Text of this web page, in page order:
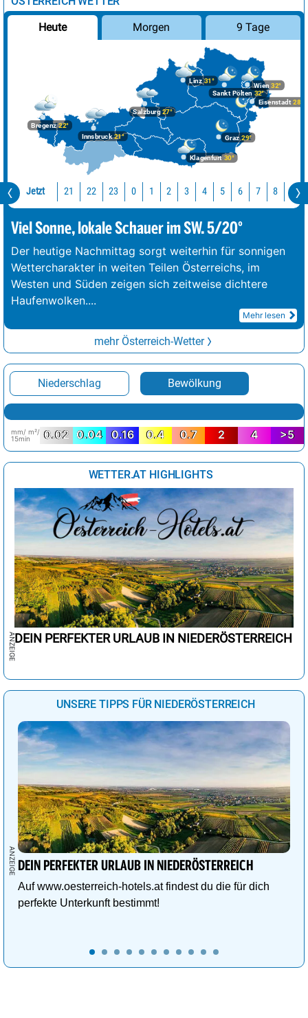
Heute Morgen 9 Tage
Bregenz22°
Graz29°
Innsbruck21°
Klagenfurt 30°
Linz31°
Salzburg27°
Wien 32°
Eisenstadt 28°
Sankt Pölten 32°
Jetzt 21 22 23 0 1 2 3 4 5 6 7 8
Viel Sonne, lokale Schauer im SW. 5/20°
Der heutige Nachmittag sorgt weiterhin für sonnigen
Wettercharakter in weiten Teilen Österreichs, im
Westen und Süden zeigen sich zeitweise dichtere
Haufenwolken....
Mehr lesen
mehr Österreich-Wetter
Niederschlag Bewölkung
mm/ m²/
15min
0.02 0.04 0.16 0.4 0.7 2 4 >5
WETTER.AT HIGHLIGHTS
DEIN PERFEKTER URLAUB IN NIEDERÖSTERREICH
UNSERE TIPPS FÜR NIEDERÖSTERREICH
DEIN PERFEKTER URLAUB IN NIEDERÖSTERREICH
Auf www.oesterreich-hotels.at findest du die für dich
perfekte Unterkunft bestimmt!